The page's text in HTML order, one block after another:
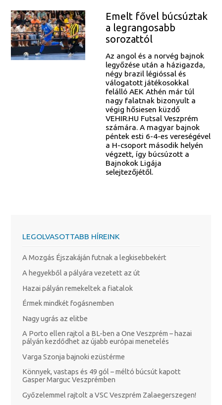
Emelt fővel búcsúztak
a legrangosabb
sorozattól
Az angol és a norvég bajnok
legyőzése után a házigazda,
négy brazil légióssal és
válogatott játékosokkal
felálló AEK Athén már túl
nagy falatnak bizonyult a
végig hősiesen küzdő
VEHIR.HU Futsal Veszprém
számára. A magyar bajnok
péntek esti 6-4-es vereségével
a H-csoport második helyén
végzett, így búcsúzott a
Bajnokok Ligája
selejtezőjétől.
LEGOLVASOTTABB HÍREINK
A Mozgás Éjszakáján futnak a legkisebbekért
A hegyekből a pályára vezetett az út
Hazai pályán remekeltek a fiatalok
Érmek mindkét fogásnemben
Nagy ugrás az elitbe
A Porto ellen rajtol a BL-ben a One Veszprém – hazai
pályán kezdődhet az újabb európai menetelés
Varga Szonja bajnoki ezüstérme
Könnyek, vastaps és 49 gól – méltó búcsút kapott
Gasper Marguc Veszprémben
Győzelemmel rajtolt a VSC Veszprém Zalaegerszegen!